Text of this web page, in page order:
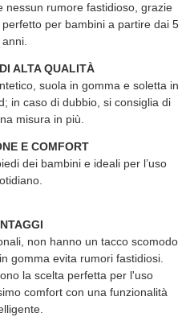
nessun rumore fastidioso, grazie
per bambini a partire dai 5
anni.
ALTA QUALITÀ
suola in gomma e soletta in
in caso di dubbio, si consiglia di
misura in più.
E COMFORT
dei bambini e ideali per l’uso
non hanno un tacco scomodo
gomma evita rumori fastidiosi.
la scelta perfetta per l'uso
comfort con una funzionalità